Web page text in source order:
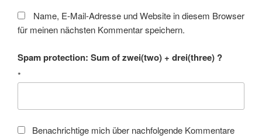
Name, E-Mail-Adresse und Website in diesem Browser
für meinen nächsten Kommentar speichern.
Spam protection: Sum of zwei(two) + drei(three) ?
*
Benachrichtige mich über nachfolgende Kommentare